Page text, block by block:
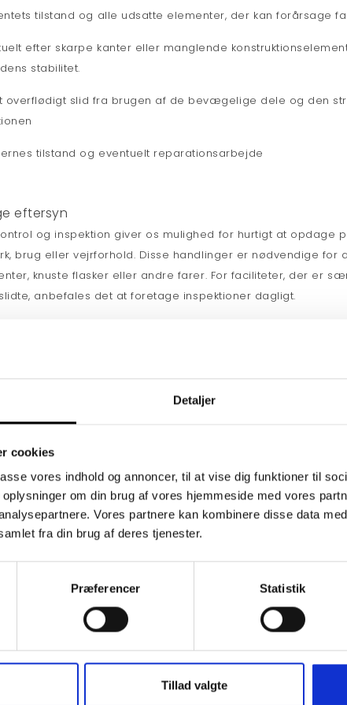
Detaljer
cookies
vores indhold og annoncer, til at vise dig funktioner til
om din brug af vores hjemmeside med vores
Vores partnere kan kombinere disse data
fra din brug af deres tjenester.
Præferencer Statistik
Tillad valgte
tilstand og alle udsatte elementer, der kan forårsage
efter skarpe kanter eller manglende
stabilitet.
overflødigt slid fra brugen af de bevægelige dele og den
tilstand og eventuelt reparationsarbejde
eftersyn
og inspektion giver os mulighed for hurtigt at opdage
brug eller vejrforhold. Disse handlinger er nødvendige for
knuste flasker eller andre farer. For faciliteter, der er
anbefales det at foretage inspektioner dagligt.
tilstand for at sikre, at det ikke er beskadiget eller hænger
efter skarpe kanter eller manglende
overflødigt slid fra brugen af de bevægelige dele og den
der udføres hver 12. måned, er grundlaget for
Det er påkrævet og obligatorisk i henhold til EN-1176-
herunder vejrforholdets indvirkning, tegn på forfald og